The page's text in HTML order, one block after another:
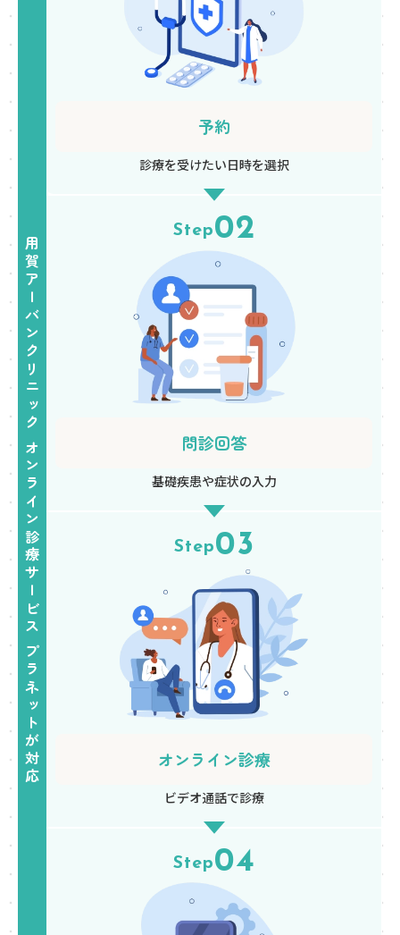
用賀アーバンクリニック オンライン診療サービス プラネットが対応
予約
診療を受けたい日時を選択
Step02
問診回答
基礎疾患や症状の入力
Step03
オンライン診療
ビデオ通話で診療
Step04